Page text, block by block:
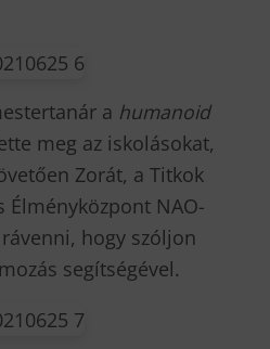
a humanoid
meg az iskolásokat,
Zorát, a Titkok
Élményközpont NAO-
hogy szóljon
segítségével.